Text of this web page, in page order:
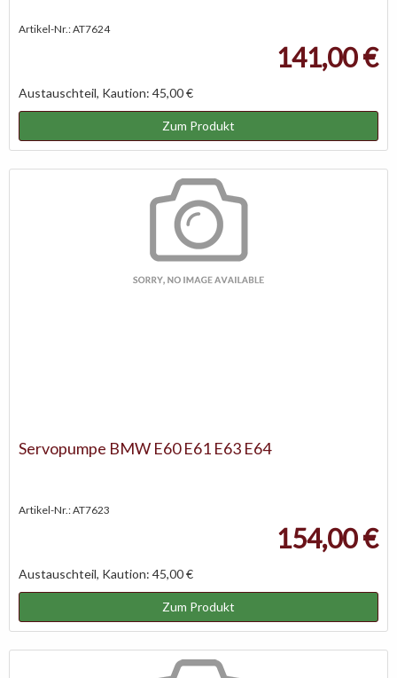
Artikel-Nr.: AT7624
141,00 €
Austauschteil, Kaution: 45,00 €
Zum Produkt
Servopumpe BMW E60 E61 E63 E64
Artikel-Nr.: AT7623
154,00 €
Austauschteil, Kaution: 45,00 €
Zum Produkt